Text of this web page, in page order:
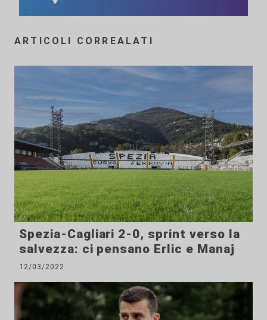
ARTICOLI CORREALATI
Spezia-Cagliari 2-0, sprint verso la
salvezza: ci pensano Erlic e Manaj
12/03/2022